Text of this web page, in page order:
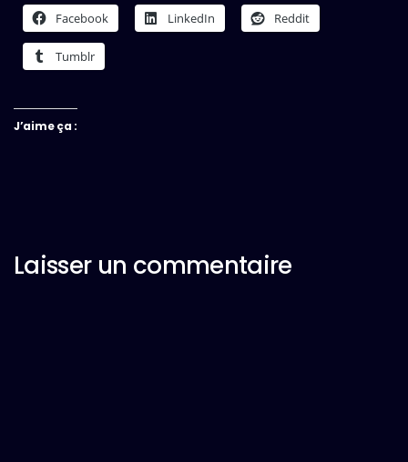
Facebook LinkedIn Reddit
Tumblr
J’aime ça :
Laisser un commentaire